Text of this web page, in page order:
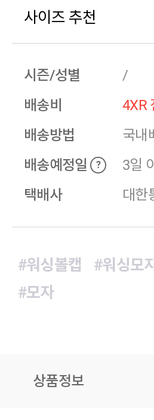
사이즈 추천
시즌/성별
/
배송비
4XR
배송방법
국내
배송예정일
?
3일
택배사
대한
#워싱볼캡 #워싱모
#모자
상품정보